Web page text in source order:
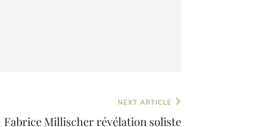
NEXT ARTICLE
Fabrice Millischer révélation soliste